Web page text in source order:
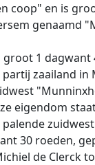
coop" en is
genaamd
1
zaailand
30 roeden,
de